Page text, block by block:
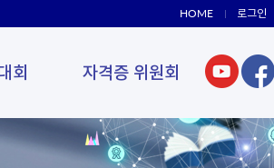
HOME 로그인
회 자격증 위원회